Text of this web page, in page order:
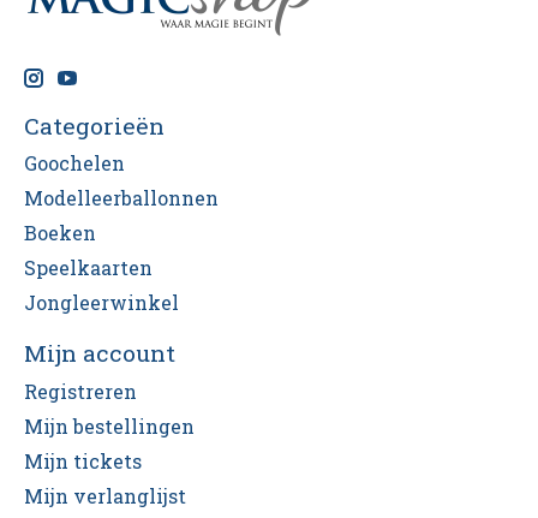
Categorieën
Goochelen
Modelleerballonnen
Boeken
Speelkaarten
Jongleerwinkel
Mijn account
Registreren
Mijn bestellingen
Mijn tickets
Mijn verlanglijst